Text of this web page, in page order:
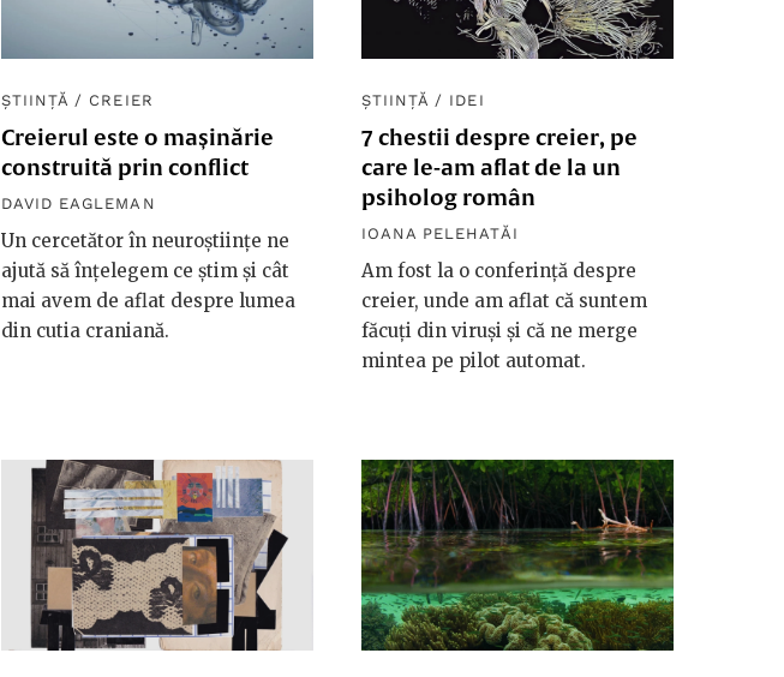
ȘTIINȚĂ / CREIER
Creierul este o mașinărie
construită prin conflict
DAVID EAGLEMAN
Un cercetător în neuroștiințe ne
ajută să înțelegem ce știm și cât
mai avem de aflat despre lumea
din cutia craniană.
ȘTIINȚĂ / IDEI
7 chestii despre creier, pe
care le-am aflat de la un
psiholog român
IOANA PELEHATĂI
Am fost la o conferință despre
creier, unde am aflat că suntem
făcuți din viruși și că ne merge
mintea pe pilot automat.